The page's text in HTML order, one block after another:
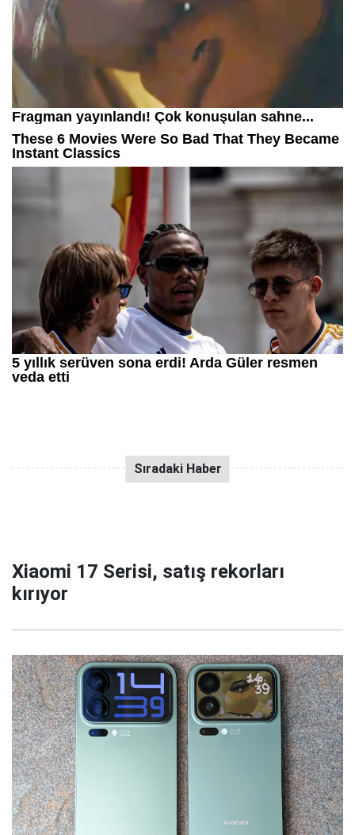
Xiaomi 17 Serisi, satış rekorları
kırıyor